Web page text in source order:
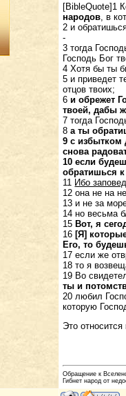
[BibleQuote]1
народов , в
2 и
-
3 тогда
Господь Бог
4 Хотя бы ты
5 и приведет
отцов твоих;
6и обрежет
твоей, дабы
7 тогда
8а ты
9 с избытком
снова
10 если
обратишься
11 Ибо
12 она не на
13 и не за
14 но весьма
15 Вот, я
16 [Я]
Его, то
17 если же
18 то я
19 Во
ты и
20 любил
которую
Это
Обращение к
Гибнет народ от